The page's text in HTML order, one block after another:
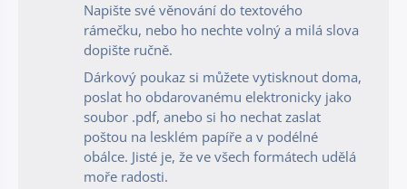
Napište své věnování do textového
rámečku, nebo ho nechte volný a milá slova
dopište ručně.
Dárkový poukaz si můžete vytisknout doma,
poslat ho obdarovanému elektronicky jako
soubor .pdf, anebo si ho nechat zaslat
poštou na lesklém papíře a v podélné
obálce. Jisté je, že ve všech formátech udělá
moře radosti.